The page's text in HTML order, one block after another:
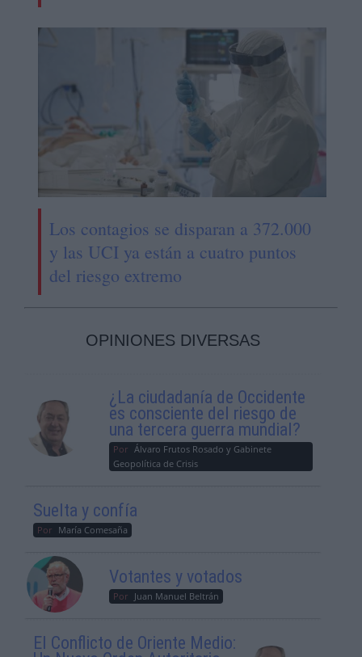
Los contagios se disparan a 372.000
y las UCI ya están a cuatro puntos
del riesgo extremo
OPINIONES DIVERSAS
¿La ciudadanía de Occidente
es consciente del riesgo de
una tercera guerra mundial?
Por Álvaro Frutos Rosado y Gabinete
Geopolítica de Crisis
Suelta y confía
Por María Comesaña
Votantes y votados
Por Juan Manuel Beltrán
El Conflicto de Oriente Medio: